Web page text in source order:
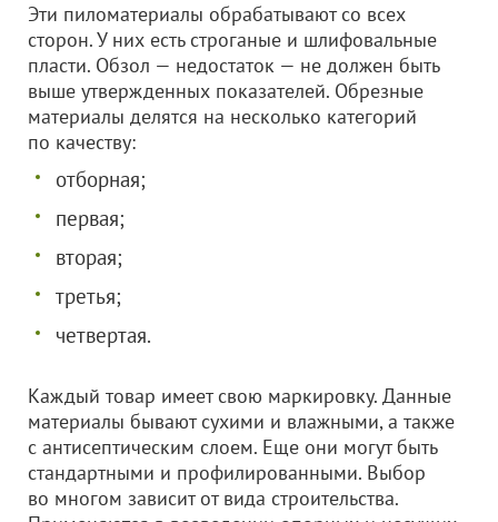
Эти пиломатериалы обрабатывают со всех
сторон. У них есть строганые и шлифовальные
пласти. Обзол — недостаток — не должен быть
выше утвержденных показателей. Обрезные
материалы делятся на несколько категорий
по качеству:
отборная;
первая;
вторая;
третья;
четвертая.
Каждый товар имеет свою маркировку. Данные
материалы бывают сухими и влажными, а также
с антисептическим слоем. Еще они могут быть
стандартными и профилированными. Выбор
во многом зависит от вида строительства.